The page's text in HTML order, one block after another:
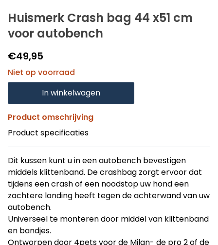
Huismerk Crash bag 44 x51 cm
voor autobench
€49,95
Niet op voorraad
In winkelwagen
Product omschrijving
Product specificaties
Dit kussen kunt u in een autobench bevestigen
middels klittenband. De crashbag zorgt ervoor dat
tijdens een crash of een noodstop uw hond een
zachtere landing heeft tegen de achterwand van uw
autobench.
Universeel te monteren door middel van klittenband
en bandjes.
Ontworpen door 4pets voor de Milan- de pro 2 of de